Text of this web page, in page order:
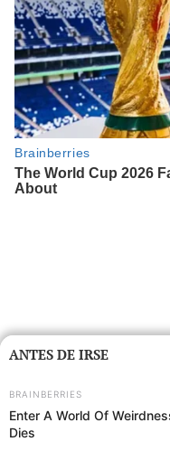
ANTES DE IRSE